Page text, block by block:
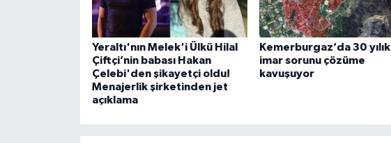
Yeraltı'nın Melek'i Ülkü Hilal
Çiftçi’nin babası Hakan
Çelebi'den şikayetçi oldu!
Menajerlik şirketinden jet
açıklama
Kemerburgaz’da 30 yılık
imar sorunu çözüme
kavuşuyor